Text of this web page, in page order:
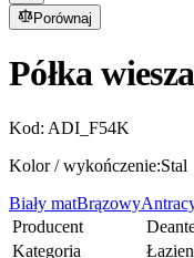
Porównaj
Półka
Kod: ADI_F54K
Kolor / wykończenie:Stal
Biały matBrązowy
Producent
Kategoria